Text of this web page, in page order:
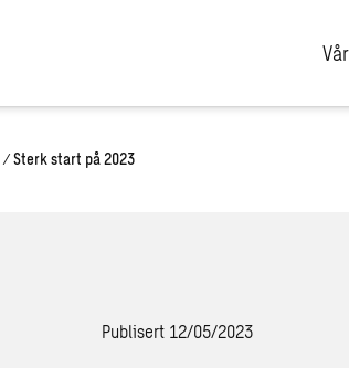
/ Sterk start på 2023
Publisert 12/05/2023